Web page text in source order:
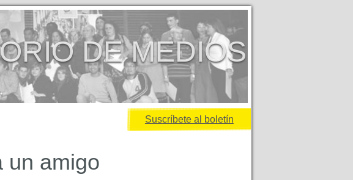
DE MEDIOS
Suscríbete al boletín
un amigo